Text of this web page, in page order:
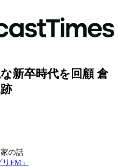
新卒時代を回顧 倉
の話
FM」